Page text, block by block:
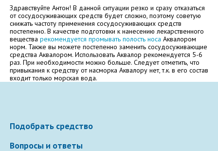
Здравствуйте Антон! В данной ситуации резко и сразу отказаться
от сосудосуживающих средств будет сложно, поэтому советую
снижать частоту применения сосудосуживающих средств
постепенно. В качестве подготовки к нанесению лекарственного
вещества рекомендуется промывать полость носа Аквалором
норм. Также вы можете постепенно заменить сосудосуживающие
средства Аквалором. Использовать Аквалор рекомендуется 5-6
раз. При необходимости можно больше. Следует отметить, что
привыкания к средству от насморка Аквалору нет, т.к. в его состав
входит только морская вода.
Подобрать средство
Вопросы и ответы